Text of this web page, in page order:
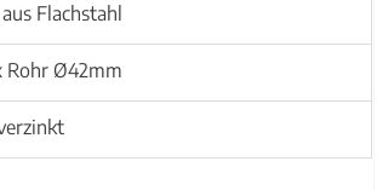
Flachstahl
Rohr Ø42mm